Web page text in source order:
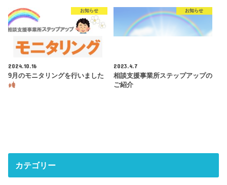
お知らせ
2024.10.16
9月のモニタリングを行いました
お知らせ
2023.4.7
相談支援事業所ステップアップの
ご紹介
カテゴリー